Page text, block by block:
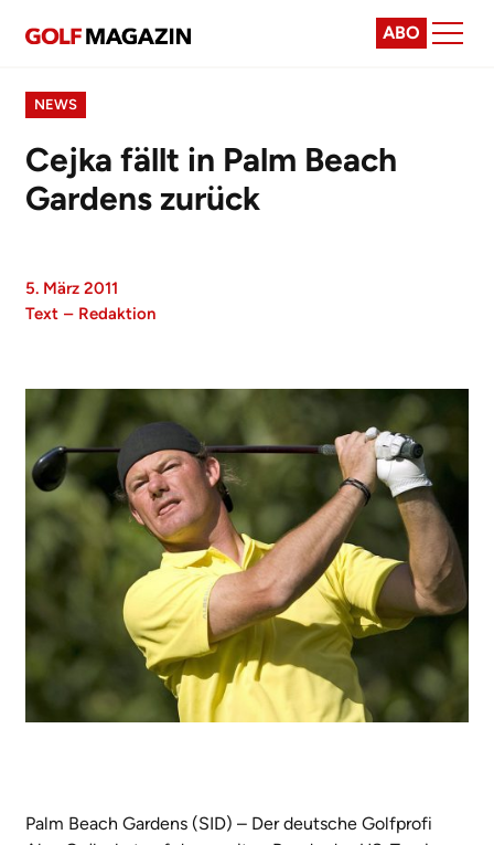
ABO
NEWS
Cejka fällt in Palm Beach
Gardens zurück
5. März 2011
Text – Redaktion
Palm Beach Gardens (SID) – Der deutsche Golfprofi